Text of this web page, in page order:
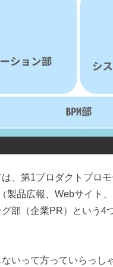
、第1プロダクトプロ
製品広報、Webサイト
部（企業PR）という4
いって方っていらっし